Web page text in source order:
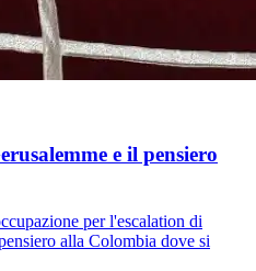
e il pensiero
per l'escalation di
alla Colombia dove si